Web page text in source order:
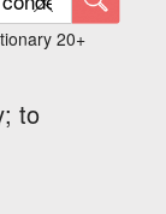
20+
to